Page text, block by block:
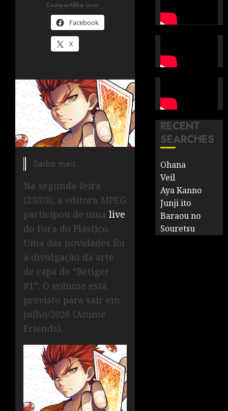
Compartilhe isso:
Facebook
X
Saiba mais.
Na segunda-feira
(23/03), a editora MPEG
participou de uma live
do Fora do Plástico.
Uma das novidades foi
a divulgação da arte
de capa de “Betiger
#1”. O volume está
previsto para sair em
julho/2026 (Anime
Friends).
RECENT
SEARCHES
Ohana
Veil
Aya Kanno
Junji ito
Baraou no
Souretsu